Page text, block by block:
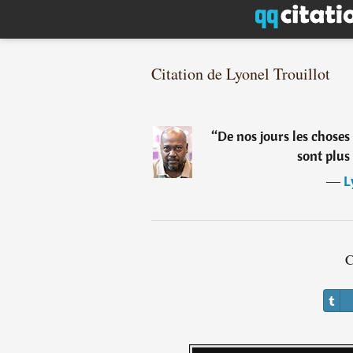
Citation de Lyonel Trouillot
“De nos jours les
sont plus
―